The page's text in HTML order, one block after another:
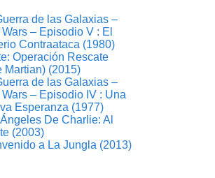
de las Galaxias –
Wars – Episodio V : El
Contraataca (1980)
Operación Rescate
Martian) (2015)
de las Galaxias –
Wars – Episodio IV : Una
Esperanza (1977)
De Charlie: Al
(2003)
a La Jungla (2013)